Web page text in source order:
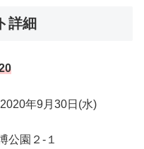
詳細
年9月30日(水)
公園２-１